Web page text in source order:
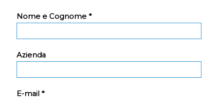
Nome e Cognome *
Azienda
E-mail *